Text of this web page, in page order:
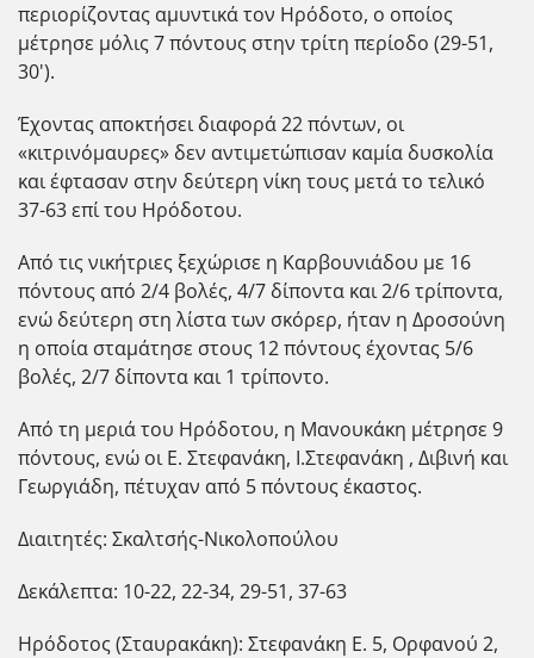
περιορίζοντας αμυντικά τον Ηρόδοτο, ο οποίος
μέτρησε μόλις 7 πόντους στην τρίτη περίοδο (29-51,
30').
Έχοντας αποκτήσει διαφορά 22 πόντων, οι
«κιτρινόμαυρες» δεν αντιμετώπισαν καμία δυσκολία
και έφτασαν στην δεύτερη νίκη τους μετά το τελικό
37-63 επί του Ηρόδοτου.
Από τις νικήτριες ξεχώρισε η Καρβουνιάδου με 16
πόντους από 2/4 βολές, 4/7 δίποντα και 2/6 τρίποντα,
ενώ δεύτερη στη λίστα των σκόρερ, ήταν η Δροσούνη
η οποία σταμάτησε στους 12 πόντους έχοντας 5/6
βολές, 2/7 δίποντα και 1 τρίποντο.
Από τη μεριά του Ηρόδοτου, η Μανουκάκη μέτρησε 9
πόντους, ενώ οι Ε. Στεφανάκη, Ι.Στεφανάκη , Διβινή και
Γεωργιάδη, πέτυχαν από 5 πόντους έκαστος.
Διαιτητές: Σκαλτσής-Νικολοπούλου
Δεκάλεπτα: 10-22, 22-34, 29-51, 37-63
Ηρόδοτος (Σταυρακάκη): Στεφανάκη Ε. 5, Ορφανού 2,